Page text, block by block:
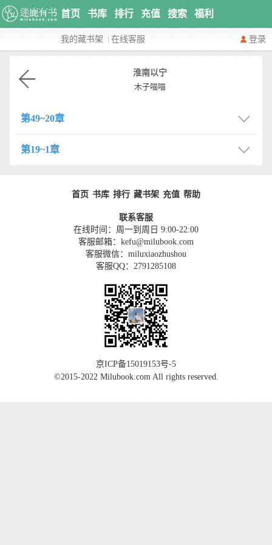
首页 书库 排行 充值 搜索 福利
登录
我的藏书架 在线客服
淮南以宁
木子喵喵
第49~20章
第19~1章
首页 书库 排行 藏书架 充值 帮助
联系客服
在线时间：周一到周日 9:00-22:00
客服邮箱：kefu@milubook.com
客服微信：miluxiaozhushou
客服QQ：2791285108
京ICP备15019153号-5
©2015-2022 Milubook.com All rights reserved.